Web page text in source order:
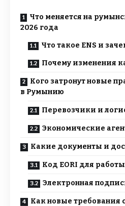
Что меняется на
2026 года
Что такое ENS и
Почему изменения
Кого затронут новые
в Румынию
Перевозчики и
Экономические
Какие документы и
Код EORI для
Электронная
Как новые требования